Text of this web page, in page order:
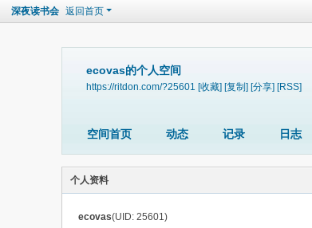
深夜读书会 返回首页
ecovas的个人空间
https://ritdon.com/?25601 [收藏] [复制] [分享] [RSS]
空间首页 动态 记录 日志
个人资料
ecovas(UID: 25601)